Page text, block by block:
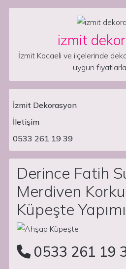
izmit
İzmit Kocaeli ve ilçelerinde
uygun fiyatlarla
Main Navigation
İzmit Dekorasyon
İletişim
0533 261 19 39
Derince Fatih
Merdiven
Küpeşte Yapımı
0533 261 19